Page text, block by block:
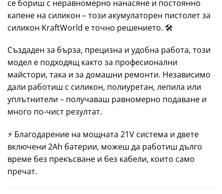
се бориш с неравномерно нанасяне и постоянно
капене на силикон – този акумулаторен пистолет за
силикон KraftWorld е точно решението. 🛠️
Създаден за бърза, прецизна и удобна работа, този
модел е подходящ както за професионални
майстори, така и за домашни ремонти. Независимо
дали работиш с силикон, полиуретан, лепила или
уплътнители – получаваш равномерно подаване и
много по-чист резултат.
⚡ Благодарение на мощната 21V система и двете
включени 2Ah батерии, можеш да работиш дълго
време без прекъсване и без кабели, които само
пречат.